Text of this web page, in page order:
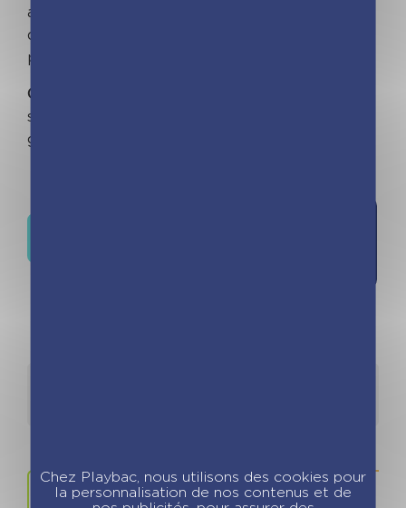
avec son capuchon étanche, te permet
d’emporter partout ta boisson préférée sans
prendre le risque de la renverser.
Collector
s’offrir) qui ravira aussi bien les petits que les
grands !
Chez Playbac, nous utilisons des cookies pour
la personnalisation de nos contenus et de